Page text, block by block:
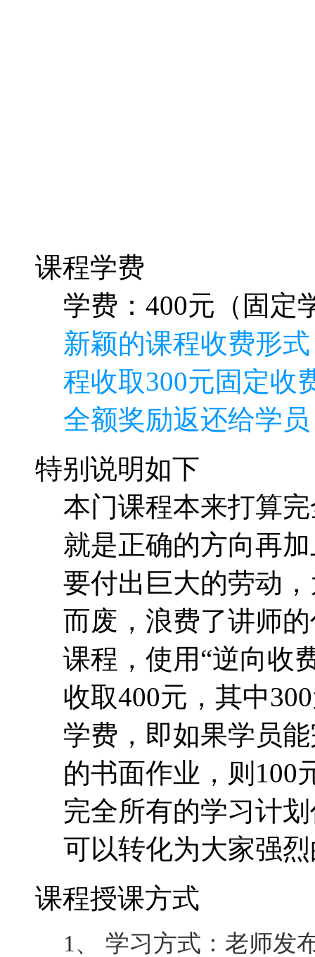
课程学费
学费：400元（固定
新颖的课程收费形
程收取300元固定收
全额奖励返还给学
特别说明如下
本门课程本来打算
就是正确的方向再
要付出巨大的劳动
而废，浪费了讲师
课程，使用“逆向收
收取400元，其中
学费，即如果学员
的书面作业，则100
完全所有的学习计
可以转化为大家强
课程授课方式
1、 学习方式：老师发